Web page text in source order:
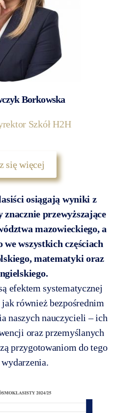
Borkowska
Szkół H2H
się więcej
osiągają wyniki z
przewyższające
mazowieckiego, a
wszystkich częściach
matematyki oraz
efektem systematycznej
również bezpośrednim
naszych nauczycieli – ich
oraz przemyślanych
przygotowaniom do tego